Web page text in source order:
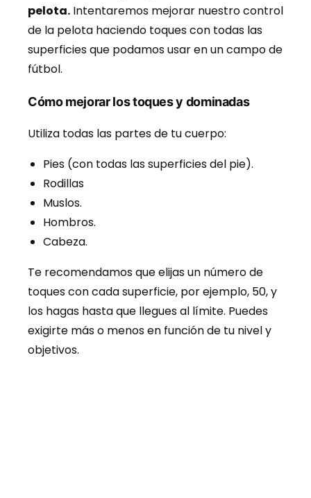
pelota. Intentaremos mejorar nuestro control
de la pelota haciendo toques con todas las
superficies que podamos usar en un campo de
fútbol.
Cómo mejorar los toques y dominadas
Utiliza todas las partes de tu cuerpo:
Pies (con todas las superficies del pie).
Rodillas
Muslos.
Hombros.
Cabeza.
Te recomendamos que elijas un número de
toques con cada superficie, por ejemplo, 50, y
los hagas hasta que llegues al límite. Puedes
exigirte más o menos en función de tu nivel y
objetivos.